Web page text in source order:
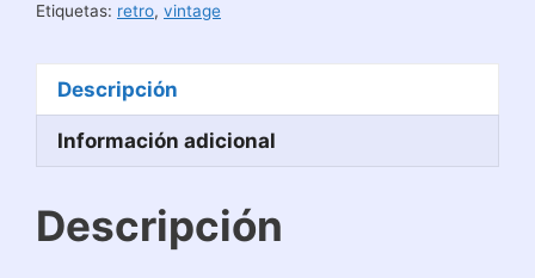
Etiquetas: retro, vintage
Descripción
Información adicional
Descripción